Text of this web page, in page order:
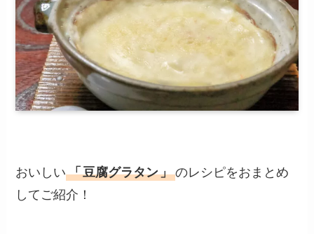
おいしい 「豆腐グラタン」 のレシピをおまとめ
してご紹介！